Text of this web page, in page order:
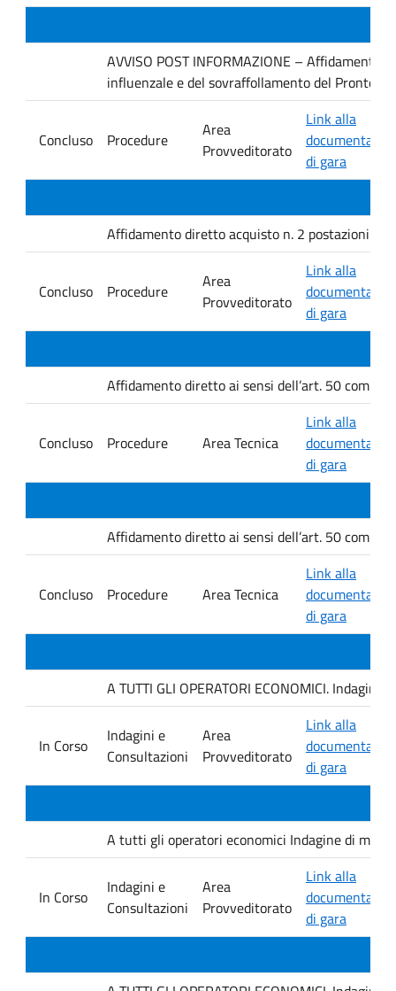
AVVISO POST INFORMAZIONE – Affidamento
influenzale e del sovraffollamento del Pronto
Concluso Procedure
Area
Provveditorato
Link alla
di gara
Affidamento diretto acquisto n. 2 postazioni
Concluso Procedure
Area
Provveditorato
Link alla
di gara
Affidamento diretto ai sensi dell’art. 50
Concluso Procedure Area Tecnica
Link alla
di gara
Affidamento diretto ai sensi dell’art. 50
Concluso Procedure Area Tecnica
Link alla
di gara
A TUTTI GLI OPERATORI ECONOMICI.
In Corso
Indagini e
Consultazioni
Area
Provveditorato
Link alla
di gara
A tutti gli operatori economici Indagine di
In Corso
Indagini e
Consultazioni
Area
Provveditorato
Link alla
di gara